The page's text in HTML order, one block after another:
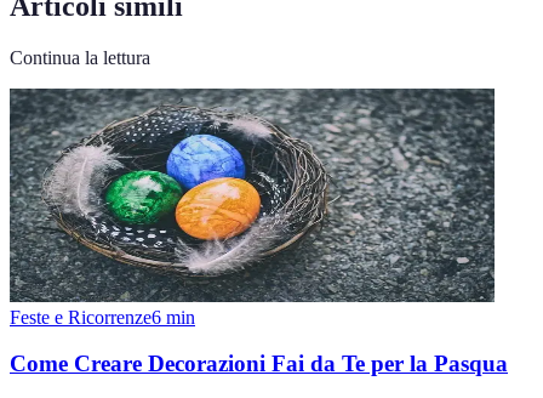
Continua la lettura
Feste e Ricorrenze6 min
Come Creare Decorazioni Fai da Te per la Pasqua